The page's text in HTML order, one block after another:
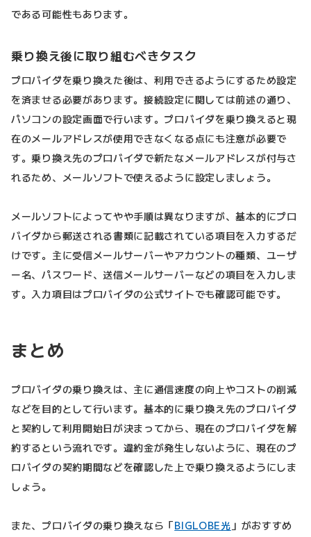
である可能性もあります。
乗り換え後に取り組むべきタスク
プロバイダを乗り換えた後は、利用できるようにするため設定
を済ませる必要があります。接続設定に関しては前述の通り、
パソコンの設定画面で行います。プロバイダを乗り換えると現
在のメールアドレスが使用できなくなる点にも注意が必要で
す。乗り換え先のプロバイダで新たなメールアドレスが付与さ
れるため、メールソフトで使えるように設定しましょう。
メールソフトによってやや手順は異なりますが、基本的にプロ
バイダから郵送される書類に記載されている項目を入力するだ
けです。主に受信メールサーバーやアカウントの種類、ユーザ
ー名、パスワード、送信メールサーバーなどの項目を入力しま
す。入力項目はプロバイダの公式サイトでも確認可能です。
まとめ
プロバイダの乗り換えは、主に通信速度の向上やコストの削減
などを目的として行います。基本的に乗り換え先のプロバイダ
と契約して利用開始日が決まってから、現在のプロバイダを解
約するという流れです。違約金が発生しないように、現在のプ
ロバイダの契約期間などを確認した上で乗り換えるようにしま
しょう。
また、プロバイダの乗り換えなら「BIGLOBE光 」がおすすめ